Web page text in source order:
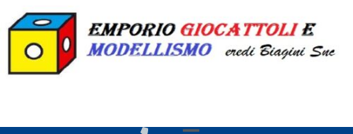
Home Prodotti Maped
Maped